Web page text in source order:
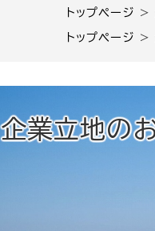
トップページ >
トップページ >
企業立地の